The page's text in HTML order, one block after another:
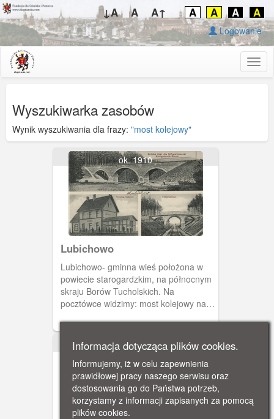
↓A A A↑ A A A A
Logowanie
Wyszukiwarka zasobów
Wynik wyszukiwania dla frazy: "most kolejowy"
ok. 1910
Lubichowo
Lubichowo- gminna wieś położona w
powiecie starogardzkim, na północnym
skraju Borów Tucholskich. Na
pocztówce widzimy: most kolejowy nad
(przedłużenie linii Smętowo-Skórcz)
oraz most nad torami tej linii.
ok. 1900
Informacja dotycząca plików cookies.
Informujemy, iż w celu zapewnienia
prawidłowej pracy naszego serwisu oraz
dostosowania go do Państwa potrzeb,
korzystamy z informacji zapisanych za pomocą
plików cookies.